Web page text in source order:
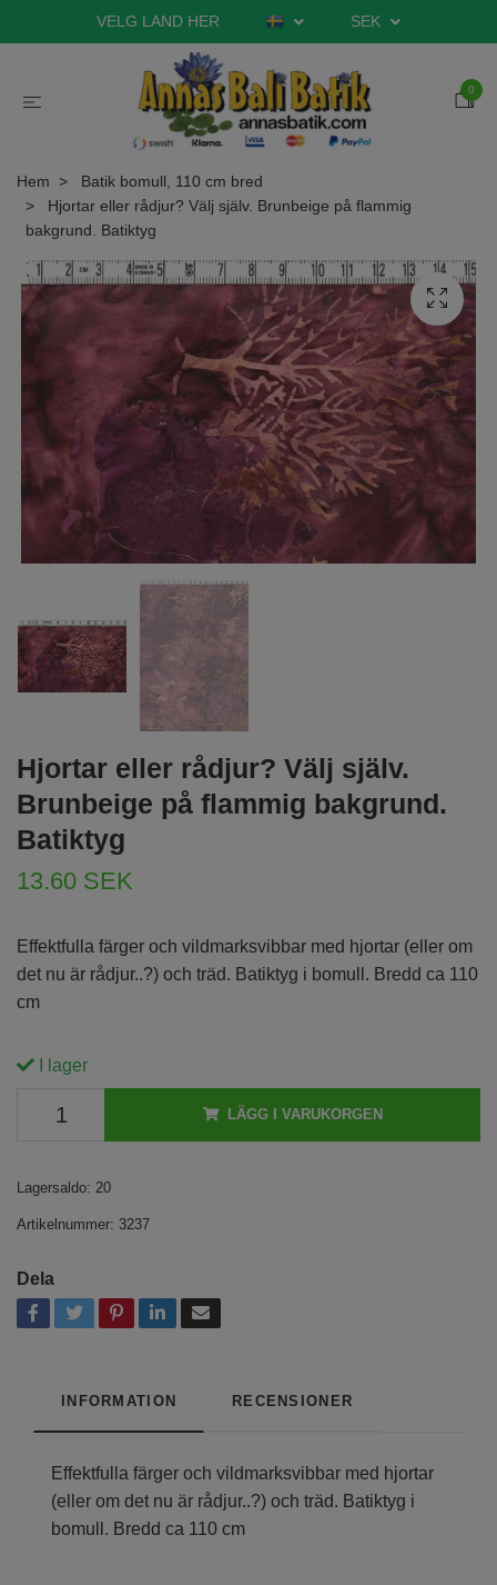
VELG LAND HER SEK
0
Hem
Batik bomull, 110 cm bred
Hjortar eller rådjur? Välj själv. Brunbeige på flammig
bakgrund. Batiktyg
Hjortar eller rådjur? Välj själv.
Brunbeige på flammig bakgrund.
Batiktyg
13.60 SEK
Effektfulla färger och vildmarksvibbar med hjortar (eller om
det nu är rådjur..?) och träd. Batiktyg i bomull. Bredd ca 110
cm
I lager
LÄGG I VARUKORGEN
Lagersaldo: 20
Artikelnummer: 3237
Dela
INFORMATION RECENSIONER
Effektfulla färger och vildmarksvibbar med hjortar
(eller om det nu är rådjur..?) och träd. Batiktyg i
bomull. Bredd ca 110 cm